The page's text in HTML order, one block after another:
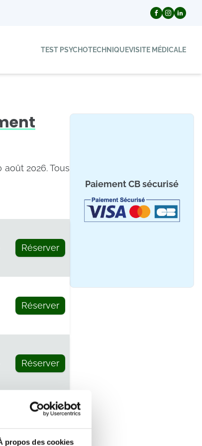
propos des cookies
TEST PSYCHOTECHNIQUEVISITE MÉDICALE
2026. Tous
Réserver
Réserver
Réserver
Paiement CB sécurisé